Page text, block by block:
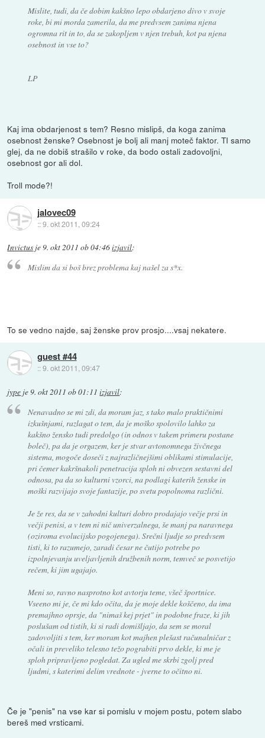
Mislite, tudi, da če dobim kakšno lepo obdarjeno divo v svoje
roke, bi mi morda zamerila, da me predvsem zanima njena
ogromna rit in to, da se zakopljem v njen trebuh, kot pa njena
osebnost in vse to?
LP
Kaj ima obdarjenost s tem? Resno mislipš, da koga zanima
osebnost ženske? Osebnost je bolj ali manj moteč faktor. TI samo
glej, da ne dobiš strašilo v roke, da bodo ostali zadovoljni,
osebnost gor ali dol.
Troll mode?!
jalovec09
::9. okt 2011, 09:24
Invictus je9. okt 2011 ob 04:46izjavil:
Mislim da si boš brez problema kaj našel za s*x.
To se vedno najde, saj ženske prov prosjo....vsaj nekatere.
guest #44
::9. okt 2011, 09:47
jype je9. okt 2011 ob 01:11 izjavil:
Nenavadno se mi zdi, da moram jaz, s tako malo praktičnimi
izkušnjami, razlagat o tem, da je moško spolovilo lahko za
kakšno žensko tudi predolgo (in odnos v takem primeru postane
boleč), pa da je orgazem, ker je stvar avtonomnega živčnega
sistema, mogoče doseči z najrazličnejšimi oblikami stimulacije,
pri čemer kakršnakoli penetracija sploh ni obvezen sestavni del
odnosa, pa da so kulturni vzorci, na podlagi katerih ženske in
moški razvijajo svoje fantazije, po svetu popolnoma različni.
Je že res, da se v zahodni kulturi dobro prodajajo večje prsi in
večji penisi, a v tem ni nič univerzalnega, še manj pa naravnega
(oziroma evolucijsko pogojenega). Srečni ljudje so predvsem
tisti, ki to razumejo, zaradi česar ne čutijo potrebe po
izpolnjevanju uveljavljenih družbenih norm, temveč se posvetijo
rečem, ki jim ugajajo.
Meni so, ravno nasprotno kot avtorju teme, všeč športnice.
Vseeno mi je, če mi kdo očita, da je moje dekle koščeno, da ima
premajhno oprsje, da "nimaš kej prjet" in podobne fraze, ki jih
poslušam od tistih, ki si radi domišljajo, da sem se moral
zadovoljiti s tem, ker moram kot majhen plešast računalničar z
očali in preveliko telesno težo pograbiti prvo dekle, ki me je
sploh pripravljeno pogledat. Za ugled me skrbi zgolj pred
ljudmi, s katerimi delim vrednote - jverne to očitno ni.
Če je "penis" na vse kar si pomislu v mojem postu, potem slabo
bereš med vrsticami.